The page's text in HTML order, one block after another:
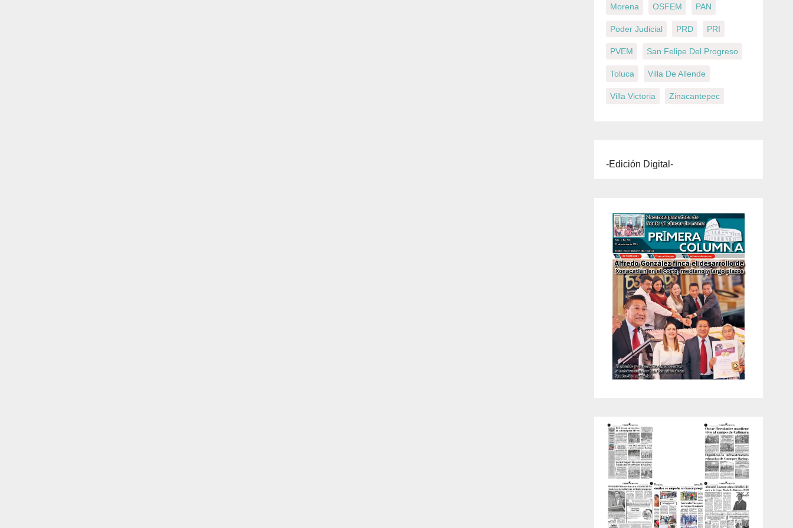
Morena OSFEM PAN
Poder Judicial PRD PRI
PVEM San Felipe Del Progreso
Toluca Villa De Allende
Villa Victoria Zinacantepec
-Edición Digital-